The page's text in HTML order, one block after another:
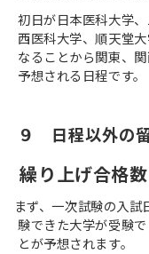
初日が日本医科大学
西医科大学、順天堂
なることから関東、
予想される日程です。
９　日程以外の
繰り上げ合格数
、一次試験の入試日
験できた大学が受験
とが予想されます。